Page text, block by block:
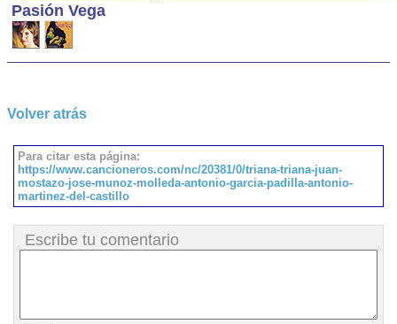
Pasión Vega
Volver atrás
Para citar esta página:
https://www.cancioneros.com/nc/20381/0/triana-triana-juan-
mostazo-jose-munoz-molleda-antonio-garcia-padilla-antonio-
martinez-del-castillo
Escribe tu comentario